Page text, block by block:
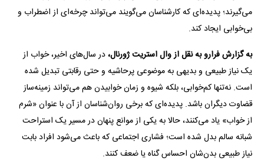
می‌گیرند؛ پدیده‌ای که کارشناسان می‌گویند می‌تواند چرخه‌ای از اضطراب و
بی‌خوابی ایجاد کند.
به گزارش فرارو به نقل از وال استریت ژورنال،در سال‌های اخیر، خواب از
یک نیاز طبیعی و بدیهی به موضوعی پرحاشیه و حتی رقابتی تبدیل شده
است. نه‌تنها کم‌خوابی، بلکه شیوه و زمان خوابیدن هم می‌تواند زمینه‌ساز
قضاوت دیگران باشد. پدیده‌ای که برخی روان‌شناسان از آن با عنوان «شرم
از خواب» یاد می‌کنند، حالا به یکی از موانع پنهان در مسیر یک استراحت
شبانه سالم بدل شده است؛ فشاری اجتماعی که باعث می‌شود افراد بابت
نیاز طبیعی بدن‌شان احساس گناه یا ضعف کنند.